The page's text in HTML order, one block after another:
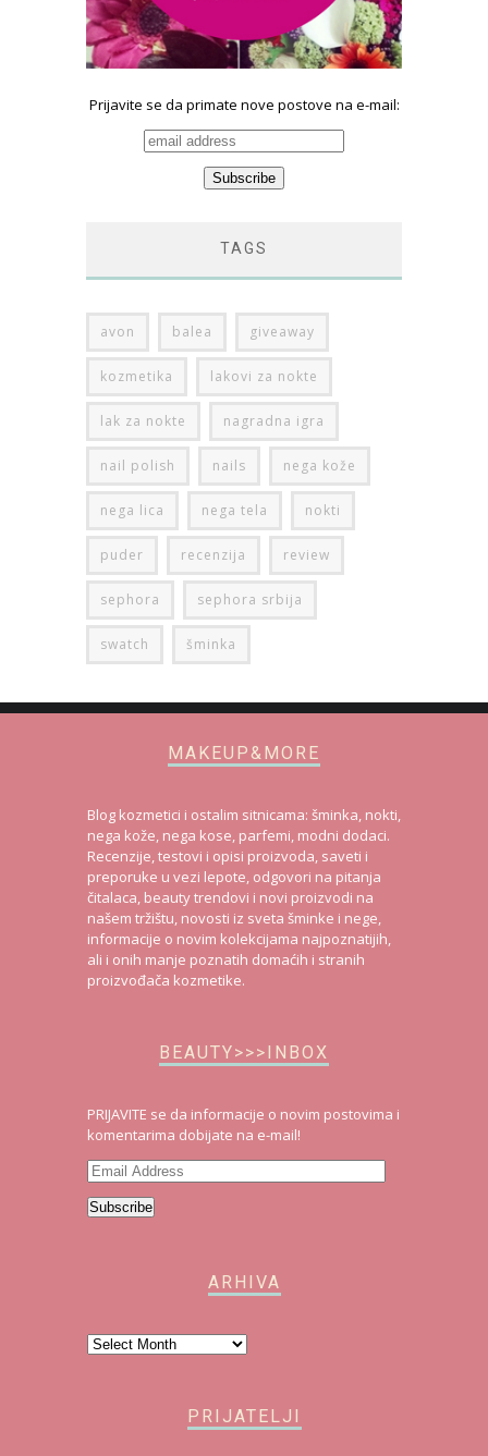
Prijavite se da primate nove postove na e-mail:
TAGS
avon balea giveaway
kozmetika lakovi za nokte
lak za nokte nagradna igra
nail polish nails nega kože
nega lica nega tela nokti
puder recenzija review
sephora sephora srbija
swatch šminka
MAKEUP&MORE
Blog kozmetici i ostalim sitnicama: šminka, nokti,
nega kože, nega kose, parfemi, modni dodaci.
Recenzije, testovi i opisi proizvoda, saveti i
preporuke u vezi lepote, odgovori na pitanja
čitalaca, beauty trendovi i novi proizvodi na
našem tržištu, novosti iz sveta šminke i nege,
informacije o novim kolekcijama najpoznatijih,
ali i onih manje poznatih domaćih i stranih
proizvođača kozmetike.
BEAUTY>>>INBOX
PRIJAVITE se da informacije o novim postovima i
komentarima dobijate na e-mail!
Email
Address
Subscribe
ARHIVA
Arhiva
PRIJATELJI